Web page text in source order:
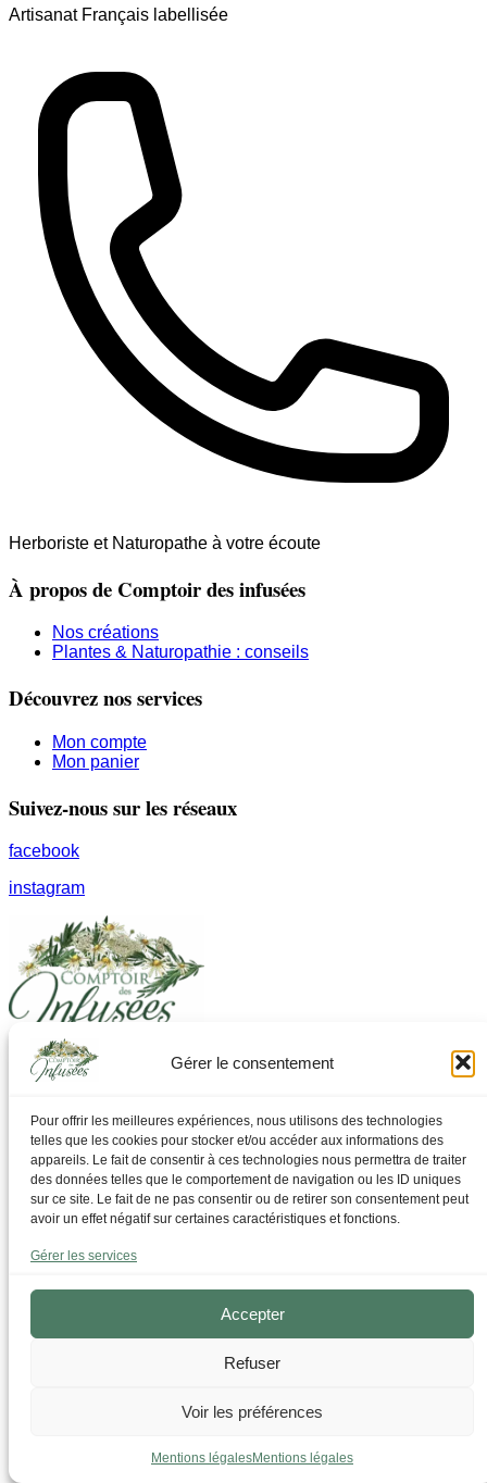
Gérer le consentement
Pour offrir les meilleures expériences, nous utilisons des technologies
telles que les cookies pour stocker et/ou accéder aux informations des
appareils. Le fait de consentir à ces technologies nous permettra de traiter
des données telles que le comportement de navigation ou les ID uniques
sur ce site. Le fait de ne pas consentir ou de retirer son consentement peut
avoir un effet négatif sur certaines caractéristiques et fonctions.
Gérer les services
Accepter
Refuser
Voir les préférences
Mentions légalesMentions légales
Artisanat Français labellisée
Herboriste et Naturopathe à votre écoute
À propos de Comptoir des infusées
Nos créations
Plantes & Naturopathie : conseils
Découvrez nos services
Mon compte
Mon panier
Suivez-nous sur les réseaux
facebook
instagram
Laissez-vous guider pour trouver ce dont vous avez
besoin
Par Thématique
Allergies I Refroidissement
Articulations | os | Muscles
Circulation | Jambes lourdes
Confort urinaire
Détente | Relaxation
Drainage | Perte de poids
Femmes | Cycles
Foie | Métabolisme | Sucres
Immunité | Vitalité
Peau | Ongles | Cheveux
Tisanes bien-être